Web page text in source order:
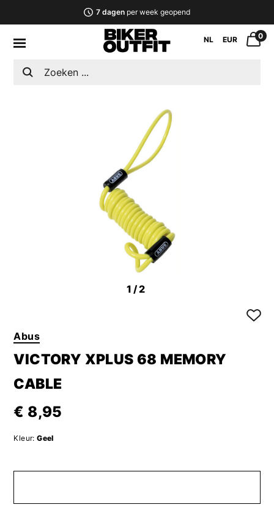
7 dagenper week geopend
NL EUR 0
1/2
Abus
VICTORY XPLUS 68 MEMORY
CABLE
€ 8,95
Kleur: Geel